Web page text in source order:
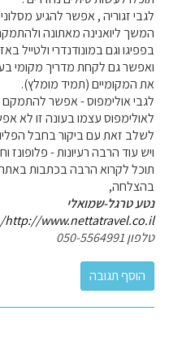
לגבי זגוריה , אפשר להגיע
המשך ליואנינה מאתונה
בפפיגו וגם במונודנדרי ולטייל
ואפשר גם לקחת מדריך מקומי
את המקומיים (תמיד מומלץ).
לגבי אולימפוס - אפשר להתמקם
לאולימפוס עצמו בעונה זו לא
לשלב זאת עם ביקור בחבל
ויש עוד הרבה רעיונות - פלופונז
תוכל לקרוא הרבה בכתבות
בהצלחה,
נטע טרגל-שמואלי
http://www.nettatravel.co.il/
טלפון 050-5564991